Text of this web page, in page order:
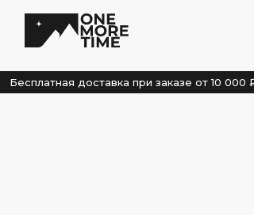
Бесплатная доставка при заказе от 10 000 ₽